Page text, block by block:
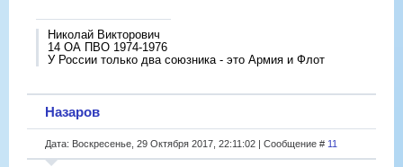
Николай Викторович
14 ОА ПВО 1974-1976
У России только два союзника - это Армия и Флот
Назаров
Дата: Воскресенье, 29 Октября 2017, 22:11:02 | Сообщение # 11